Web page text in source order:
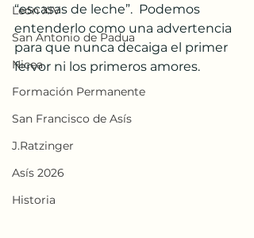
León XIV
San Antonio de Padua
Nicea
Formación Permanente
San Francisco de Asís
J.Ratzinger
Asís 2026
Historia
“escasas de leche”.  Podemos
entenderlo como una advertencia
para que nunca decaiga el primer
fervor ni los primeros amores.